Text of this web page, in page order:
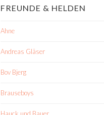
FREUNDE & HELDEN
Ahne
Andreas Gläser
Bov Bjerg
Brauseboys
Hauck und Bauer